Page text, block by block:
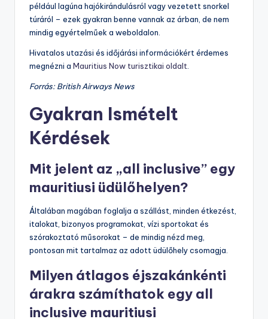
például lagúna hajókirándulásról vagy vezetett snorkel
túráról – ezek gyakran benne vannak az árban, de nem
mindig egyértelműek a weboldalon.
Hivatalos utazási és időjárási információkért érdemes
megnézni a Mauritius Now turisztikai oldalt
Forrás: British Airways News
Gyakran Ismételt
Kérdések
Mit jelent az „all inclusive” egy
mauritiusi üdülőhelyen?
Általában magában foglalja a szállást, minden étkezést,
italokat, bizonyos programokat, vízi sportokat és
szórakoztató műsorokat – de mindig nézd meg,
pontosan mit tartalmaz az adott üdülőhely csomagja.
Milyen átlagos éjszakánkénti
árakra számíthatok egy all
inclusive mauritiusi